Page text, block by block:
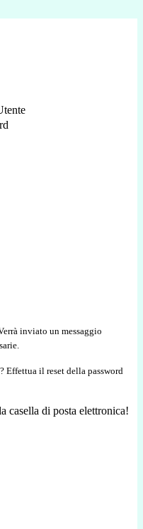
inviato un messaggio
Effettua il reset della password
casella di posta elettronica!